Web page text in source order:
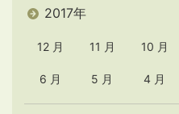
2017年
12 月 11 月 10 月
6 月 5 月 4 月